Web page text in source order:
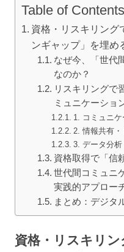
Table of Contents
資格・リスキリング
ンギャップ」を埋め
なぜ今、「世代
なのか？
リスキリングで
ミュニケーショ
1. コミュニ
2. 情報共有
3. データ分
資格取得で「信
世代間コミュニ
実践的アプロー
まとめ：デジタ
資格・リスキリ